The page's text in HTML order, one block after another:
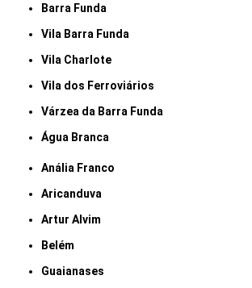
Barra Funda
Vila Barra Funda
Vila Charlote
Vila dos Ferroviários
Várzea da Barra Funda
Água Branca
Anália Franco
Aricanduva
Artur Alvim
Belém
Guaianases